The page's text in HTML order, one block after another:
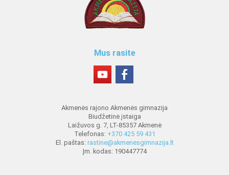
Mus rasite
Akmenės rajono Akmenės gimnazija
Biudžetinė įstaiga
Laižuvos g. 7, LT-85357 Akmenė
Telefonas: +370 425 59 431
El. paštas: rastine@akmenesgimnazija.lt
Įm. kodas: 190447774